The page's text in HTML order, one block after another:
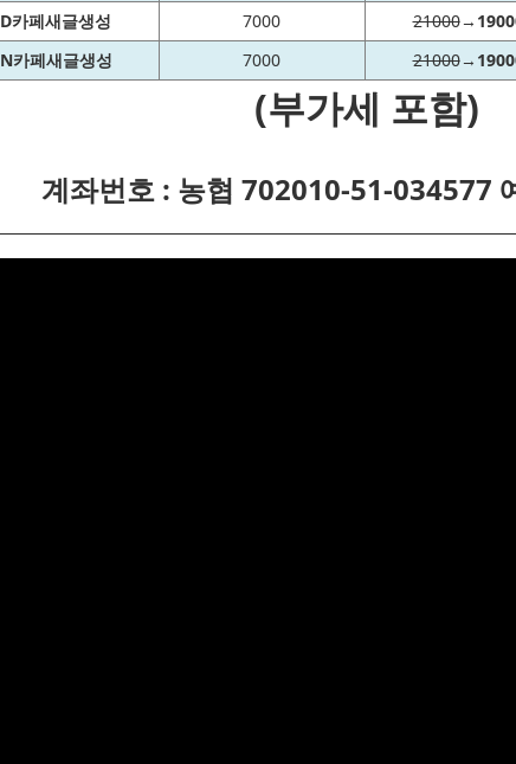
D카페새글생성
7000 21000→
N카페새글생성
7000 21000→
(부가세 포함)
계좌번호 : 농협 702010-51-034577